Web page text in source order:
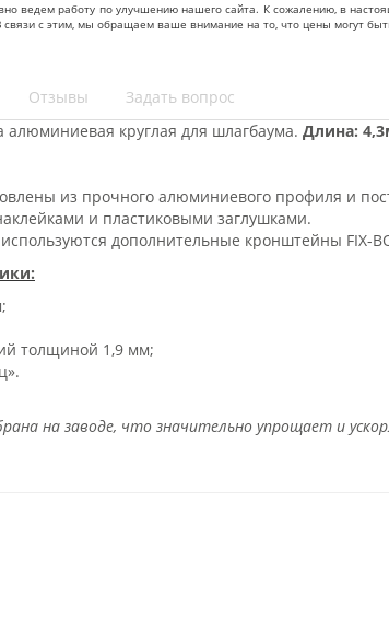
ведем работу по улучшению нашего сайта. К сожалению, в
с этим, мы обращаем ваше внимание на то, что цены могут
Отзывы
Задать вопрос
алюминиевая круглая для шлагбаума. Длина:
из прочного алюминиевого профиля и
и пластиковыми заглушками.
дополнительные кронштейны FIX-
толщиной 1,9 мм;
на заводе, что значительно упрощает и